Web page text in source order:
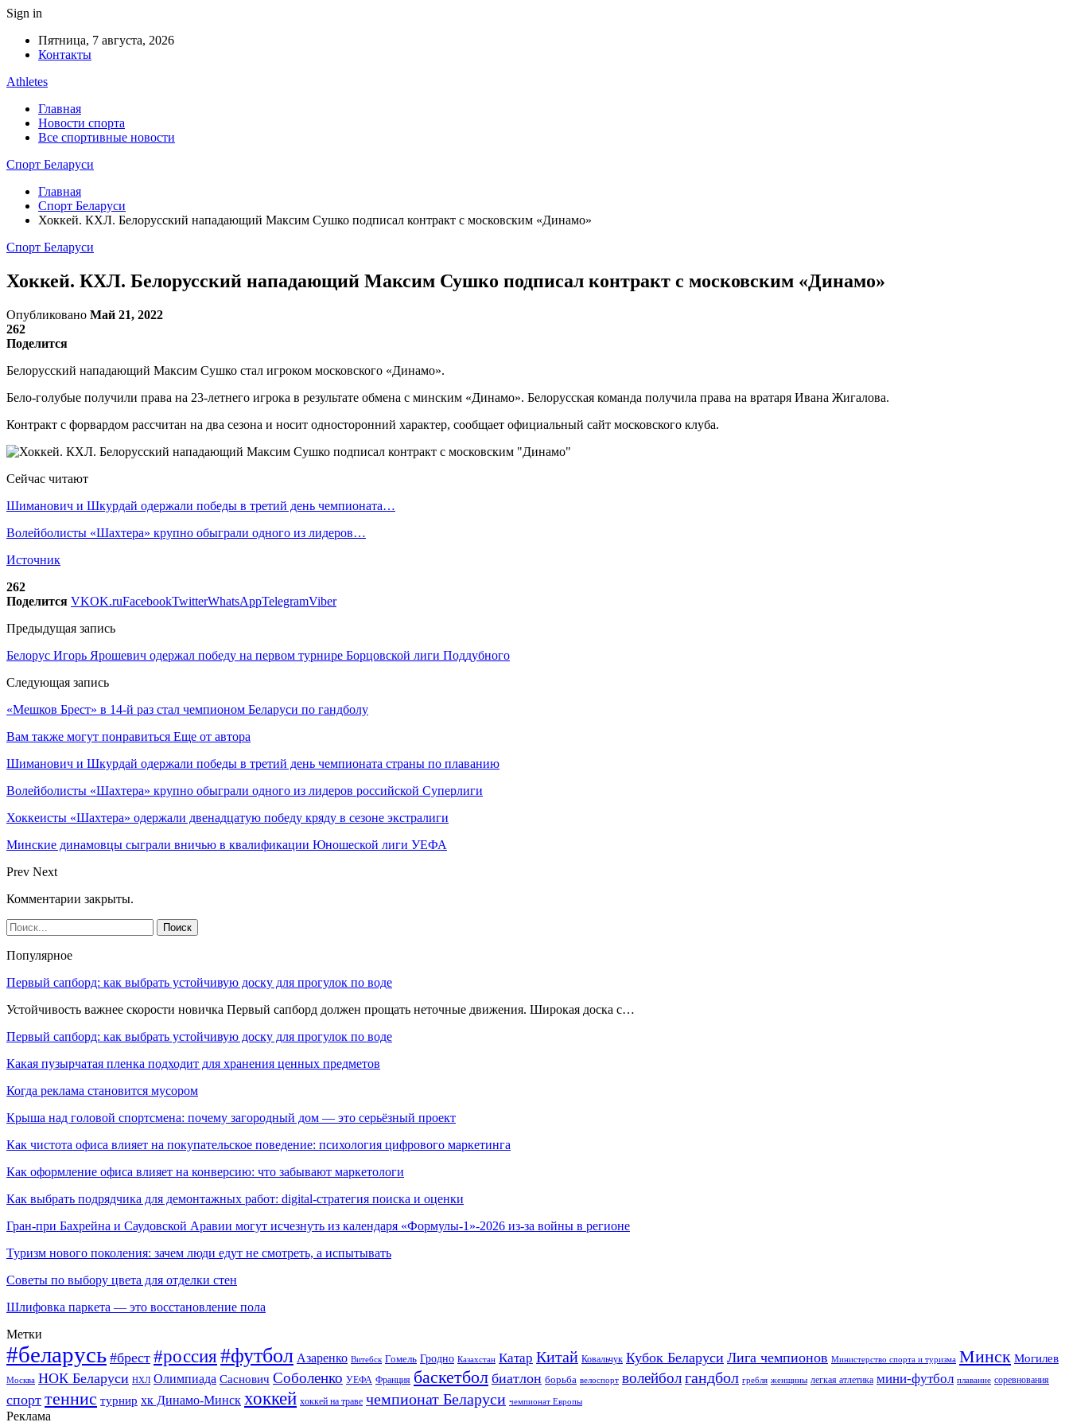
Sign in
Пятница, 7 августа, 2026
Контакты
Athletes
Главная
Новости спорта
Все спортивные новости
Спорт Беларуси
Главная
Спорт Беларуси
Хоккей. КХЛ. Белорусский нападающий Максим Сушко подписал контракт с московским «Динамо»
Спорт Беларуси
Хоккей. КХЛ. Белорусский нападающий Максим Сушко подписал контракт с московским «Динамо»
Опубликовано Май 21, 2022
262
Поделится
Белорусский нападающий Максим Сушко стал игроком московского «Динамо».
Бело-голубые получили права на 23-летнего игрока в результате обмена с минским «Динамо». Белорусская команда получила права на вратаря Ивана Жигалова.
Контракт с форвардом рассчитан на два сезона и носит односторонний характер, сообщает официальный сайт московского клуба.
Сейчас читают
Шиманович и Шкурдай одержали победы в третий день чемпионата…
Волейболисты «Шахтера» крупно обыграли одного из лидеров…
Источник
262
Поделится VKOK.ruFacebookTwitterWhatsAppTelegramViber
Предыдущая запись
Белорус Игорь Ярошевич одержал победу на первом турнире Борцовской лиги Поддубного
Следующая запись
«Мешков Брест» в 14-й раз стал чемпионом Беларуси по гандболу
Вам также могут понравиться Еще от автора
Шиманович и Шкурдай одержали победы в третий день чемпионата страны по плаванию
Волейболисты «Шахтера» крупно обыграли одного из лидеров российской Суперлиги
Хоккеисты «Шахтера» одержали двенадцатую победу кряду в сезоне экстралиги
Минские динамовцы сыграли вничью в квалификации Юношеской лиги УЕФА
Prev Next
Комментарии закрыты.
Популярное
Первый сапборд: как выбрать устойчивую доску для прогулок по воде
Устойчивость важнее скорости новичка Первый сапборд должен прощать неточные движения. Широкая доска с…
Первый сапборд: как выбрать устойчивую доску для прогулок по воде
Какая пузырчатая пленка подходит для хранения ценных предметов
Когда реклама становится мусором
Крыша над головой спортсмена: почему загородный дом — это серьёзный проект
Как чистота офиса влияет на покупательское поведение: психология цифрового маркетинга
Как оформление офиса влияет на конверсию: что забывают маркетологи
Как выбрать подрядчика для демонтажных работ: digital-стратегия поиска и оценки
Гран-при Бахрейна и Саудовской Аравии могут исчезнуть из календаря «Формулы-1»-2026 из-за войны в регионе
Туризм нового поколения: зачем люди едут не смотреть, а испытывать
Советы по выбору цвета для отделки стен
Шлифовка паркета — это восстановление пола
Метки
#беларусь #брест #россия#футбол Азаренко Витебск Гомель Гродно Казахстан Катар Китай Ковальчук Кубок Беларуси Лига чемпионов Министерство спорта и туризма Минск Могилев
Москва НОК Беларуси НХЛ Олимпиада Саснович Соболенко УЕФА Франция баскетбол биатлон борьба велоспорт волейболгандбол гребля женщины легкая атлетика мини-футбол плавание соревнования
спорт теннис турнир хк Динамо-Минск хоккей хоккей на траве чемпионат Беларуси чемпионат Европы
Реклама